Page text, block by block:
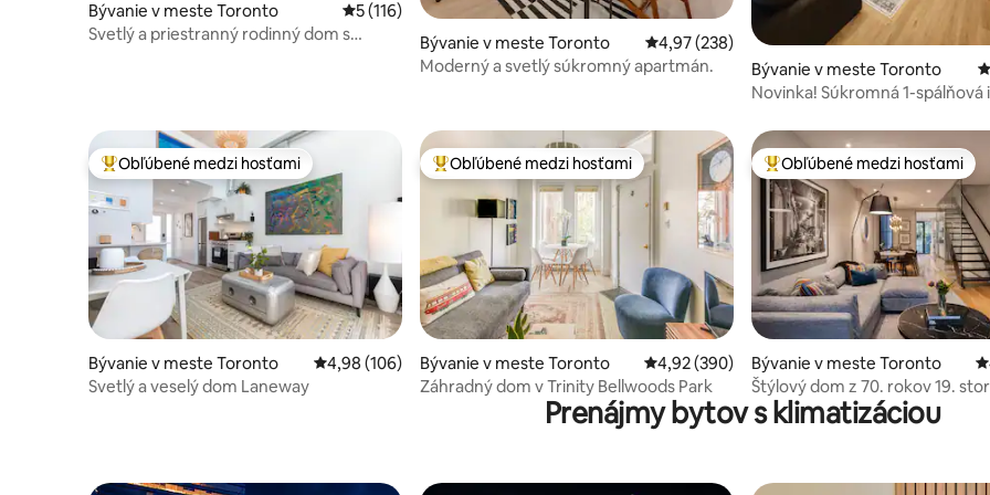
Bývanie v meste Toronto Priemerné ohodnotenie 5 z 5, počet hodnotení: 116
5 (116)
Svetlý a priestranný rodinný dom s
Bývanie v meste Toronto Priemerné ohodnotenie 4,97 z 5, počet
4,97 (238)
Moderný a svetlý súkromný apartmán.
Bývanie v meste Toronto
Novinka! Súkromná 1-spálňová
Najobľúbenejšie medzi hosťami
Obľúbené medzi hosťami
Bývanie v meste Toronto Priemerné ohodnotenie 4,98 z 5, počet hodnotení: 106
4,98 (106)
Svetlý a veselý dom Laneway
Najobľúbenejšie medzi hosťami
Obľúbené medzi hosťami
Bývanie v meste Toronto Priemerné ohodnotenie 4,92 z 5, počet
4,92 (390)
Záhradný dom v Trinity Bellwoods Park
Najobľúbenejšie medzi hosťami
Obľúbené medzi hosťami
Bývanie v meste Toronto
Štýlový dom z 70. rokov 19.
blízkosti Distillery District a Old
Prenájmy bytov s klimatizáciou